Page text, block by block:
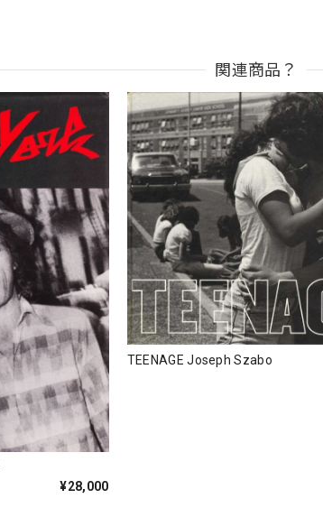
関連商品？
¥28,000
TEENAGE Joseph Szabo